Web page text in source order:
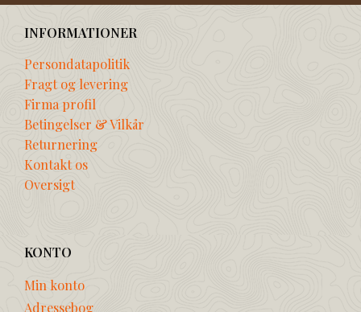
INFORMATIONER
Persondatapolitik
Fragt og levering
Firma profil
Betingelser & Vilkår
Returnering
Kontakt os
Oversigt
KONTO
Min konto
Adressebog